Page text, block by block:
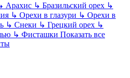
Арахис ↳ Бразильский орех ↳
↳ Орехи в глазури ↳ Орехи в
↳ Снеки ↳ Грецкий орех ↳
↳ Фисташки Показать все